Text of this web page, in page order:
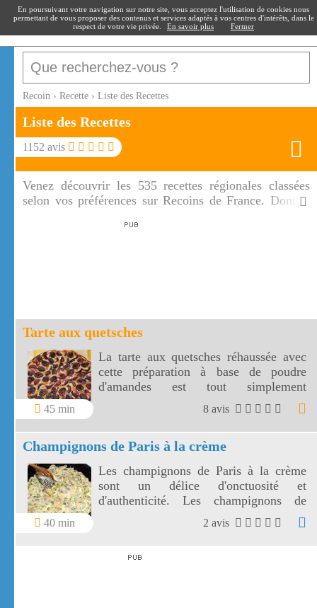
recoin.fr
Recoin › Recette › Liste des Recettes
Liste des Recettes
1152 avis
Venez découvrir les 535 recettes régionales classées
selon vos préférences sur Recoins de France. Donnez
Tarte aux quetsches
45 min
La tarte aux quetsches réhaussée avec
cette préparation à base de poudre
d'amandes est tout simplement
8 avis
Champignons de Paris à la crème
40 min
Les champignons de Paris à la crème
sont un délice d'onctuosité et
d'authenticité. Les champignons de
Paris accompagneront divinement vos
grillades, vos pâtes ou riz avec la
2 avis
En poursuivant votre navigation sur notre site, vous acceptez l'utilisation de cookies nous
permettant de vous proposer des contenus et services adaptés à vos centres d'intérêts, dans le
respect de votre vie privée.
En savoir plus Fermer